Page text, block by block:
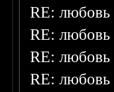
RE: любовь
RE: любовь
RE: любовь
RE: любовь